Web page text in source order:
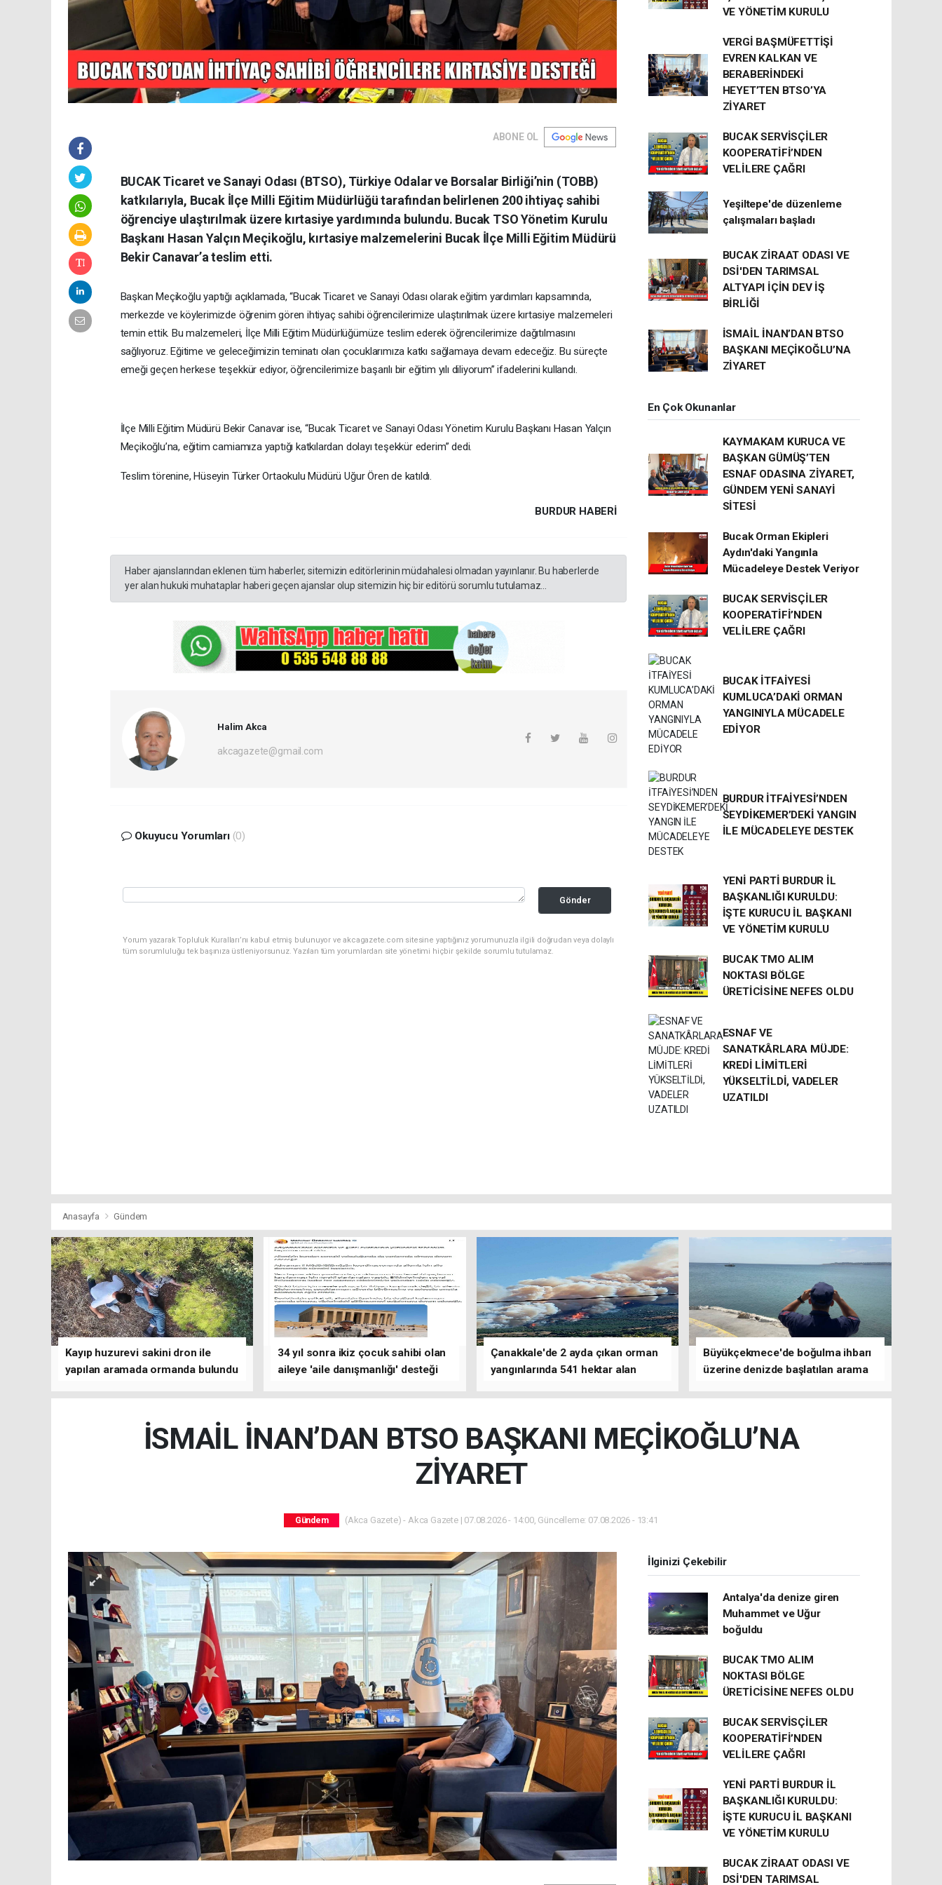
ABONE OL
BUCAK Ticaret ve Sanayi Odası (BTSO), Türkiye Odalar ve Borsalar Birliği’nin (TOBB)
katkılarıyla, Bucak İlçe Milli Eğitim Müdürlüğü tarafından belirlenen 200 ihtiyaç sahibi
öğrenciye ulaştırılmak üzere kırtasiye yardımında bulundu. Bucak TSO Yönetim Kurulu
Başkanı Hasan Yalçın Meçikoğlu, kırtasiye malzemelerini Bucak İlçe Milli Eğitim Müdürü
Bekir Canavar’a teslim etti.
Başkan Meçikoğlu yaptığı açıklamada, “Bucak Ticaret ve Sanayi Odası olarak eğitim yardımları kapsamında,
merkezde ve köylerimizde öğrenim gören ihtiyaç sahibi öğrencilerimize ulaştırılmak üzere kırtasiye malzemeleri
temin ettik. Bu malzemeleri, İlçe Milli Eğitim Müdürlüğümüze teslim ederek öğrencilerimize dağıtılmasını
sağlıyoruz. Eğitime ve geleceğimizin teminatı olan çocuklarımıza katkı sağlamaya devam edeceğiz. Bu süreçte
emeği geçen herkese teşekkür ediyor, öğrencilerimize başarılı bir eğitim yılı diliyorum” ifadelerini kullandı.
İlçe Milli Eğitim Müdürü Bekir Canavar ise, “Bucak Ticaret ve Sanayi Odası Yönetim Kurulu Başkanı Hasan Yalçın
Meçikoğlu’na, eğitim camiamıza yaptığı katkılardan dolayı teşekkür ederim” dedi.
Teslim törenine, Hüseyin Türker Ortaokulu Müdürü Uğur Ören de katıldı.
BURDUR HABERİ
Haber ajanslarından eklenen tüm haberler, sitemizin editörlerinin müdahalesi olmadan yayınlanır. Bu haberlerde
yer alan hukuki muhataplar haberi geçen ajanslar olup sitemizin hiç bir editörü sorumlu tutulamaz...
Halim Akca
akcagazete@gmail.com
Okuyucu Yorumları (0)
Gönder
Yorum yazarak Topluluk Kuralları’nı kabul etmiş bulunuyor ve akcagazete.com sitesine yaptığınız yorumunuzla ilgili doğrudan veya dolaylı
tüm sorumluluğu tek başınıza üstleniyorsunuz. Yazılan tüm yorumlardan site yönetimi hiçbir şekilde sorumlu tutulamaz.
VE YÖNETİM KURULU
VERGİ BAŞMÜFETTİŞİ
EVREN KALKAN VE
BERABERİNDEKİ
HEYET’TEN BTSO’YA
ZİYARET
BUCAK SERVİSÇİLER
KOOPERATİFİ’NDEN
VELİLERE ÇAĞRI
Yeşiltepe'de düzenleme
çalışmaları başladı
BUCAK ZİRAAT ODASI VE
DSİ'DEN TARIMSAL
ALTYAPI İÇİN DEV İŞ
BİRLİĞİ
İSMAİL İNAN’DAN BTSO
BAŞKANI MEÇİKOĞLU’NA
ZİYARET
En Çok Okunanlar
KAYMAKAM KURUCA VE
BAŞKAN GÜMÜŞ’TEN
ESNAF ODASINA ZİYARET,
GÜNDEM YENİ SANAYİ
SİTESİ
Bucak Orman Ekipleri
Aydın'daki Yangınla
Mücadeleye Destek Veriyor
BUCAK SERVİSÇİLER
KOOPERATİFİ’NDEN
VELİLERE ÇAĞRI
BUCAK İTFAİYESİ
KUMLUCA’DAKİ ORMAN
YANGINIYLA MÜCADELE
EDİYOR
BURDUR İTFAİYESİ’NDEN
SEYDİKEMER’DEKİ YANGIN
İLE MÜCADELEYE DESTEK
YENİ PARTİ BURDUR İL
BAŞKANLIĞI KURULDU:
İŞTE KURUCU İL BAŞKANI
VE YÖNETİM KURULU
BUCAK TMO ALIM
NOKTASI BÖLGE
ÜRETİCİSİNE NEFES OLDU
ESNAF VE
SANATKÂRLARA MÜJDE:
KREDİ LİMİTLERİ
YÜKSELTİLDİ, VADELER
UZATILDI
Anasayfa Gündem
Kayıp huzurevi sakini dron ile
yapılan aramada ormanda bulundu
34 yıl sonra ikiz çocuk sahibi olan
aileye 'aile danışmanlığı' desteği
Çanakkale'de 2 ayda çıkan orman
yangınlarında 541 hektar alan
Büyükçekmece'de boğulma ihbarı
üzerine denizde başlatılan arama
İSMAİL İNAN’DAN BTSO BAŞKANI MEÇİKOĞLU’NA
ZİYARET
Gündem (Akca Gazete) - Akca Gazete | 07.08.2026 - 14:00, Güncelleme: 07.08.2026 - 13:41
İlginizi Çekebilir
Antalya'da denize giren
Muhammet ve Uğur
boğuldu
BUCAK TMO ALIM
NOKTASI BÖLGE
ÜRETİCİSİNE NEFES OLDU
BUCAK SERVİSÇİLER
KOOPERATİFİ’NDEN
VELİLERE ÇAĞRI
YENİ PARTİ BURDUR İL
BAŞKANLIĞI KURULDU:
İŞTE KURUCU İL BAŞKANI
VE YÖNETİM KURULU
BUCAK ZİRAAT ODASI VE
DSİ'DEN TARIMSAL